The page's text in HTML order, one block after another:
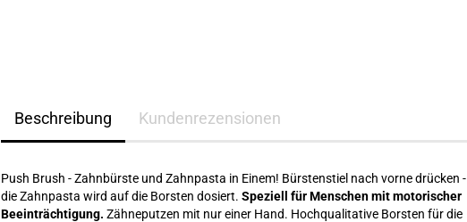
Beschreibung Kundenrezensionen
Push Brush - Zahnbürste und Zahnpasta in Einem! Bürstenstiel nach vorne drücken -
die Zahnpasta wird auf die Borsten dosiert. Speziell für Menschen mit motorischer
Beeinträchtigung. Zähneputzen mit nur einer Hand. Hochqualitative Borsten für die